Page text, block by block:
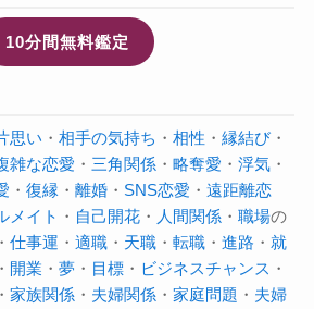
10分間無料鑑定
思い ・ 相手の気持ち ・ 相性 ・ 縁結び・
雑な恋愛 ・ 三角関係・ 略奪愛 ・ 浮気・
・ 復縁 ・ 離婚・ SNS恋愛 ・ 遠距離恋
メイト ・ 自己開花・ 人間関係・ 職場の
仕事運 ・ 適職・ 天職・ 転職・ 進路 ・ 就
開業 ・ 夢・ 目標・ ビジネスチャンス ・
・ 家族関係・ 夫婦関係・ 家庭問題 ・ 夫婦